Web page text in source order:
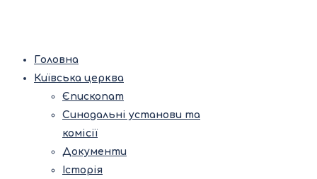
Головна
Київська церква
Єпископат
Синодальні установи та
комісії
Документи
Історія